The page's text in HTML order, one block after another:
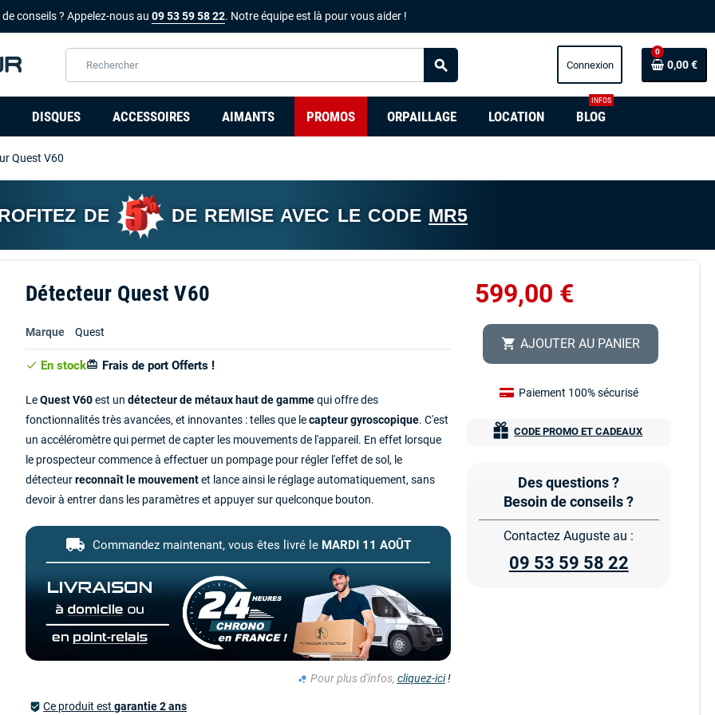
de conseils ? Appelez-nous au09 53 59 58 22. Notre équipe est là pour vous aider !
search
0
0,00 €
DISQUES ACCESSOIRES AIMANTS PROMOS ORPAILLAGE LOCATION BLOG
INFOS
Quest V60
DE DE REMISE AVEC LE CODE MR5
Détecteur Quest V60
Marque Quest
check En stockcard_giftcard Frais de port Offerts !
LeQuest V60est un détecteur de métaux haut de gammequi offre des
fonctionnalités très avancées, et innovantes : telles que lecapteur gyroscopique. C'est
un accéléromètre qui permet de capter les mouvements de l'appareil. En effet lorsque
le prospecteur commence à effectuer un pompage pour régler l'effet de sol, le
détecteurreconnaît le mouvementet lance ainsi le réglage automatiquement, sans
devoir à entrer dans les paramètres et appuyer sur quelconque bouton.
local_shipping Commandez maintenant, vous êtes livré le MARDI 11 AOÛT
bubble_chart Pour plus d'infos, cliquez-ici!
beenhere Ce produit estgarantie 2 ans
599,00 €
shopping_cart AJOUTER AU PANIER
Paiement 100% sécurisé
CODE PROMO ET CADEAUX
Des questions ?
Besoin de conseils ?
Contactez Auguste au :
09 53 59 58 22